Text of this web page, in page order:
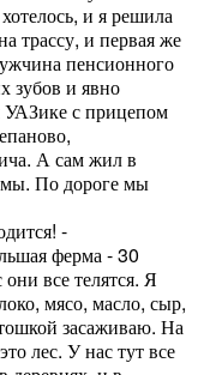
и я решила
трассу, и первая же
пенсионного
зубов и явно
УАЗике с прицепом
А сам жил в
По дороге мы
-
ферма - 30
все телятся. Я
мясо, масло, сыр,
засаживаю. На
лес. У нас тут все